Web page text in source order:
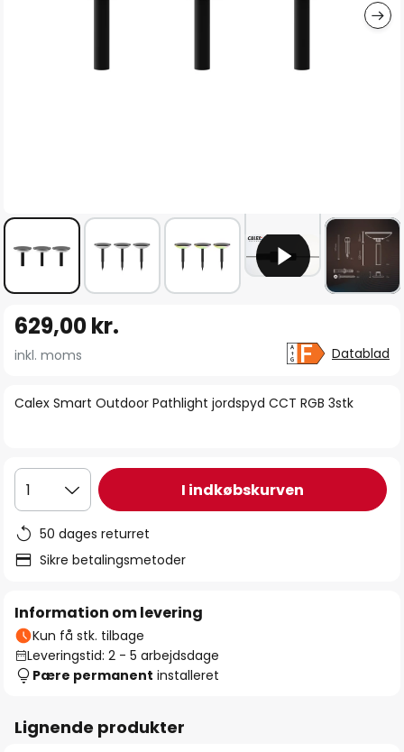
starten
billedgalleriet
Calex Smart Outdoor Pathlight jordspyd CCT RGB 3stk
629,00 kr.
inkl. moms Datablad
1 I indkøbskurven
50 dages returret
Sikre betalingsmetoder
Information om levering
Kun få stk. tilbage
Leveringstid: 2 - 5 arbejdsdage
Pære permanent installeret
Lignende produkter